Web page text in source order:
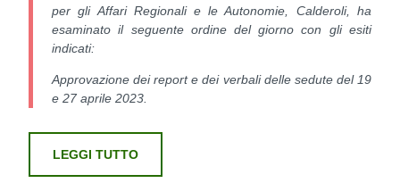
per gli Affari Regionali e le Autonomie, Calderoli, ha
esaminato il seguente ordine del giorno con gli esiti
indicati:
Approvazione dei report e dei verbali delle sedute del 19
e 27 aprile 2023.
LEGGI TUTTO